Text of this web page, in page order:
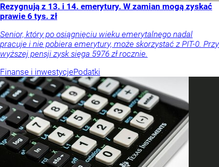
Rezygnują z 13. i 14. emerytury. W zamian mogą zyskać
prawie 6 tys. zł
Senior, który po osiągnięciu wieku emerytalnego nadal
pracuje i nie pobiera emerytury, może skorzystać z PIT-0. Przy
wyższej pensji zysk sięga 5976 zł rocznie.
Finanse i inwestycjePodatki